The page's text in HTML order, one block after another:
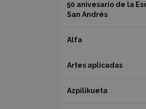
50 anivesario de la
San Andrés
Alfa
Artes aplicadas
Azpilikueta